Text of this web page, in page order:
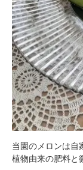
当園のメロンは自
植物由来の肥料と